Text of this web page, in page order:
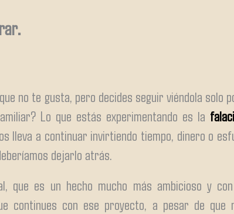
no te gusta, pero decides seguir viéndola solo
Lo que estás experimentando es la
lleva a continuar invirtiendo tiempo, dinero o
dejarlo atrás.
que es un hecho mucho más ambicioso y
continues con ese proyecto, a pesar de que